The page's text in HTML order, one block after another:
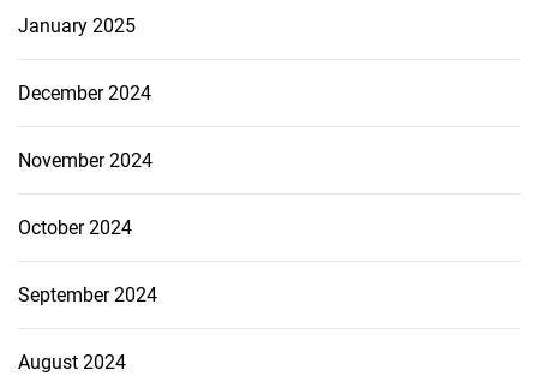
January 2025
December 2024
November 2024
October 2024
September 2024
August 2024